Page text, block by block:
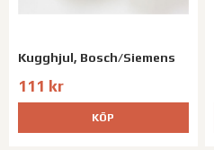
Kugghjul, Bosch/Siemens
111 kr
KÖP